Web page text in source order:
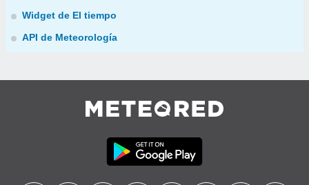
Widget de El tiempo
API de Meteorología